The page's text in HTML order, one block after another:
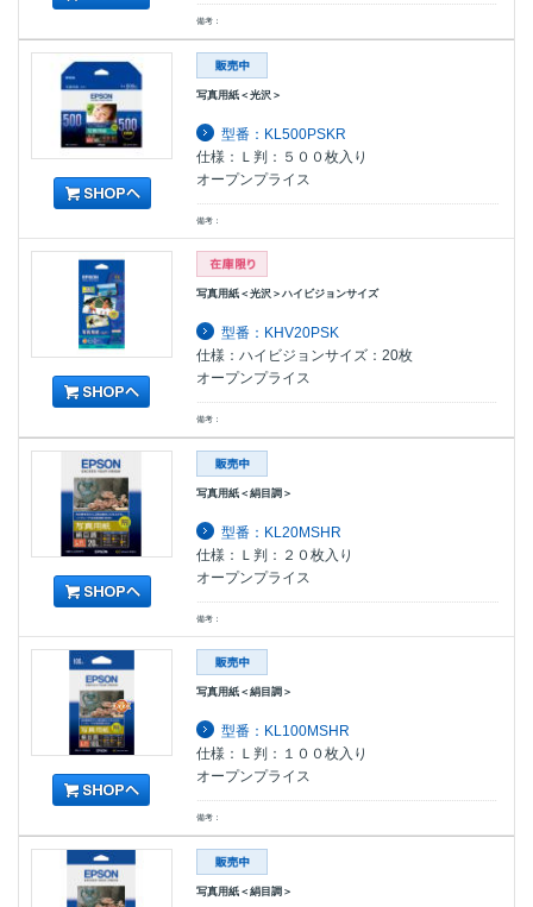
備考：
写真用紙＜光沢＞
型番：KL500PSKR
仕様：Ｌ判：５００枚入り
オープンプライス
備考：
写真用紙＜光沢＞ハイビジョンサイズ
型番：KHV20PSK
仕様：ハイビジョンサイズ：20枚
オープンプライス
備考：
写真用紙＜絹目調＞
型番：KL20MSHR
仕様：Ｌ判：２０枚入り
オープンプライス
備考：
写真用紙＜絹目調＞
型番：KL100MSHR
仕様：Ｌ判：１００枚入り
オープンプライス
備考：
写真用紙＜絹目調＞